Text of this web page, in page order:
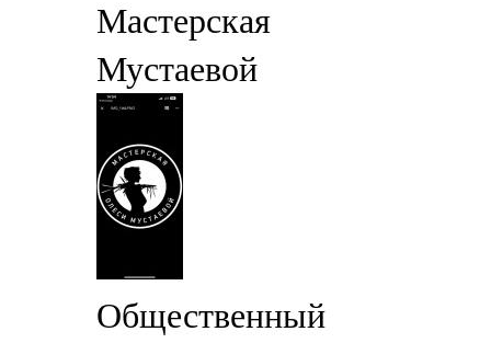
Мастерская
Мустаевой
Общественный